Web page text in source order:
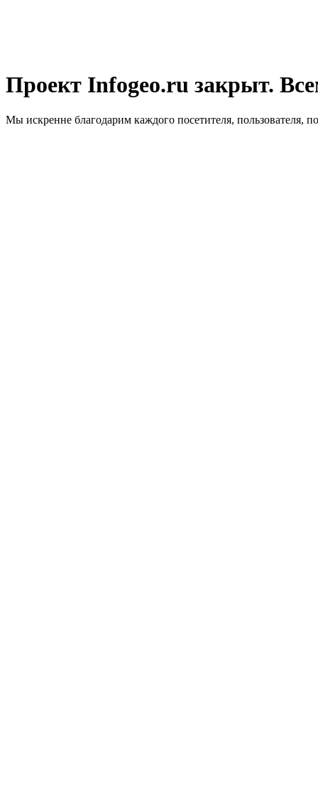
Проект Infogeo.ru закрыт.
Мы искренне благодарим каждого посетителя, пользователя,